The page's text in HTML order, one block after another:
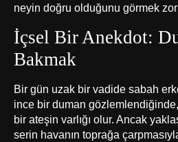
neyin doğru olduğunu görmek
İçsel Bir Anekdot:
Bakmak
Bir gün uzak bir vadide sabah
ince bir duman
bir ateşin varlığı olur. Ancak
serin havanın toprağa